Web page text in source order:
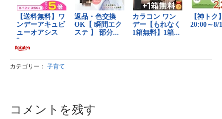
カテゴリー： 子育て
コメントを残す